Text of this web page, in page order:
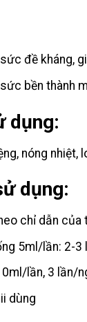
đề kháng,
bền thành
dụng:
nóng nhiệt,
dụng:
chỉ dẫn
5ml/lần: 2-3
lần, 3 lần/
dùng